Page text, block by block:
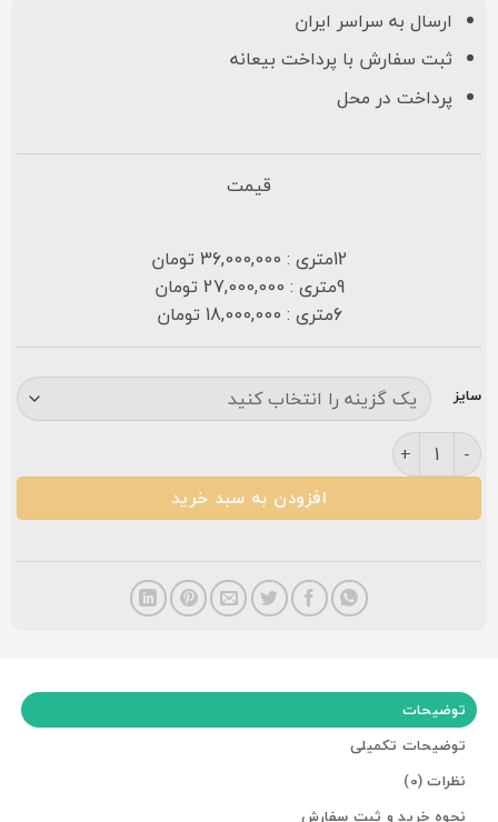
ارسال به سراسر ایران
ثبت سفارش با پرداخت بیعانه
پرداخت در محل
قیمت
12متری : 36,000,000 تومان
9متری : 27,000,000 تومان
6متری : 18,000,000 تومان
سایز
فرش کاشان خاتون نقره ای طلاکوب گلبرجسته ۱۲۰۰شانه عدد
افزودن به سبد خرید
توضیحات
توضیحات تکمیلی
نظرات (0)
نحوه خرید و ثبت سفارش